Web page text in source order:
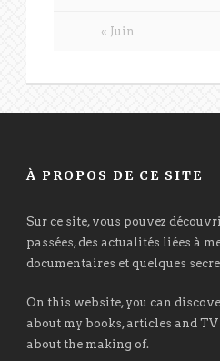
« Juin
À PROPOS DE CE SITE
Sur ce site, vous pouvez
passées, des actualités liées à
documentaires et quelques
On this website, you can
about my books, articles and
about the making of.